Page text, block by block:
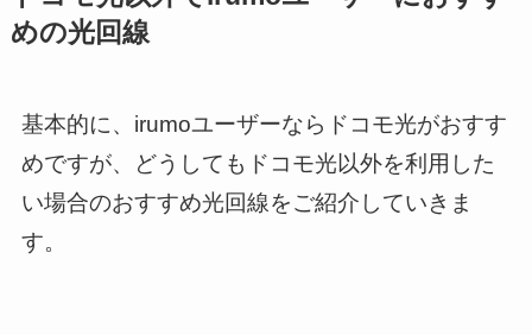
めの光回線
基本的に、irumoユーザーならドコモ光がおすす
めですが、どうしてもドコモ光以外を利用した
い場合のおすすめ光回線をご紹介していきま
す。